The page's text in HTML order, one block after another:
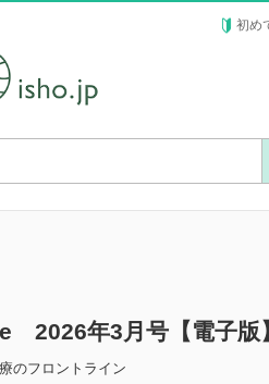
初め
2026年3月号【電子版
のフロントライン